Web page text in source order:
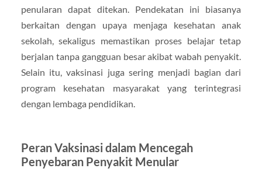
penularan dapat ditekan. Pendekatan ini biasanya
berkaitan dengan upaya menjaga kesehatan anak
sekolah, sekaligus memastikan proses belajar tetap
berjalan tanpa gangguan besar akibat wabah penyakit.
Selain itu, vaksinasi juga sering menjadi bagian dari
program kesehatan masyarakat yang terintegrasi
dengan lembaga pendidikan.
Peran Vaksinasi dalam Mencegah
Penyebaran Penyakit Menular